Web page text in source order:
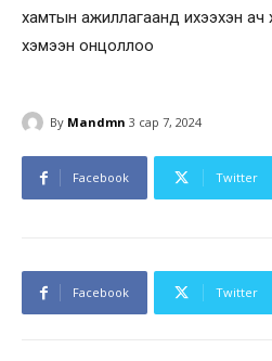
хамтын ажиллагаанд ихээхэн ач
хэмээн онцоллоо
By Mandmn 3 сар 7, 2024
Facebook Twitter
Facebook Twitter